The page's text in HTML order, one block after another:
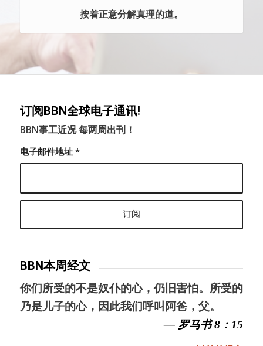
按着正意分解真理的道。
订阅BBN全球电子通讯!
BBN事工近况 每两周出刊！
电子邮件地址 *
BBN本周经文
你们所受的不是奴仆的心，仍旧害怕。所受的
乃是儿子的心，因此我们呼叫阿爸，父。
— 罗马书 8：15